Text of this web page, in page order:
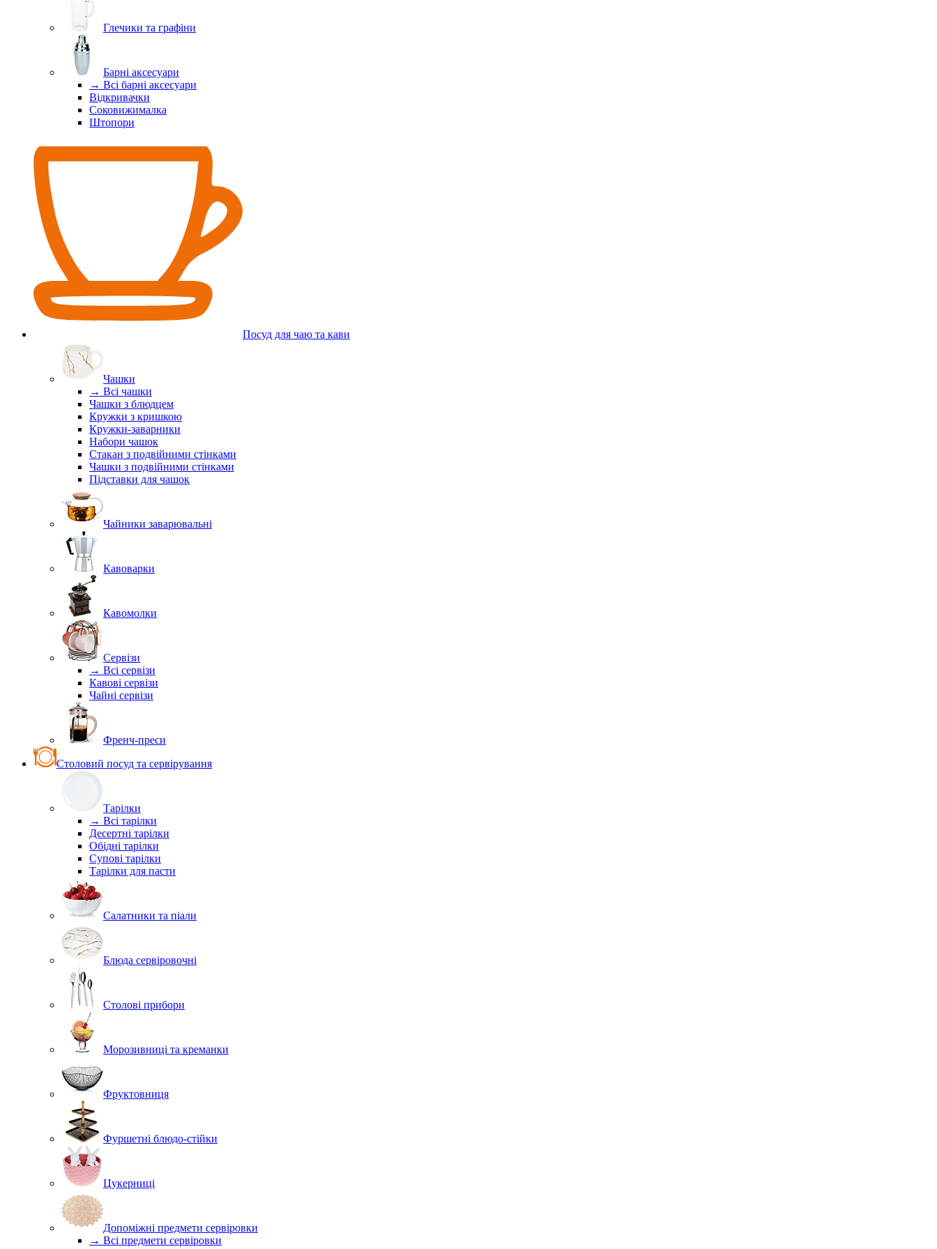
Глечики та графіни
Барні аксесуари
→ Всі барні аксесуари
Відкривачки
Соковижималка
Штопори
Посуд для чаю та кави
Чашки
→ Всі чашки
Чашки з блюдцем
Кружки з кришкою
Кружки-заварники
Набори чашок
Стакан з подвійними стінками
Чашки з подвійними стінками
Підставки для чашок
Чайники заварювальні
Кавоварки
Кавомолки
Сервізи
→ Всі сервізи
Кавові сервізи
Чайні сервізи
Френч-преси
Столовий посуд та сервірування
Тарілки
→ Всі тарілки
Десертні тарілки
Обідні тарілки
Супові тарілки
Тарілки для пасти
Салатники та піали
Блюда сервіровочні
Столові прибори
Морозивниці та креманки
Фруктовниця
Фуршетні блюдо-стійки
Цукерниці
Допоміжні предмети сервіровки
→ Всі предмети сервіровки